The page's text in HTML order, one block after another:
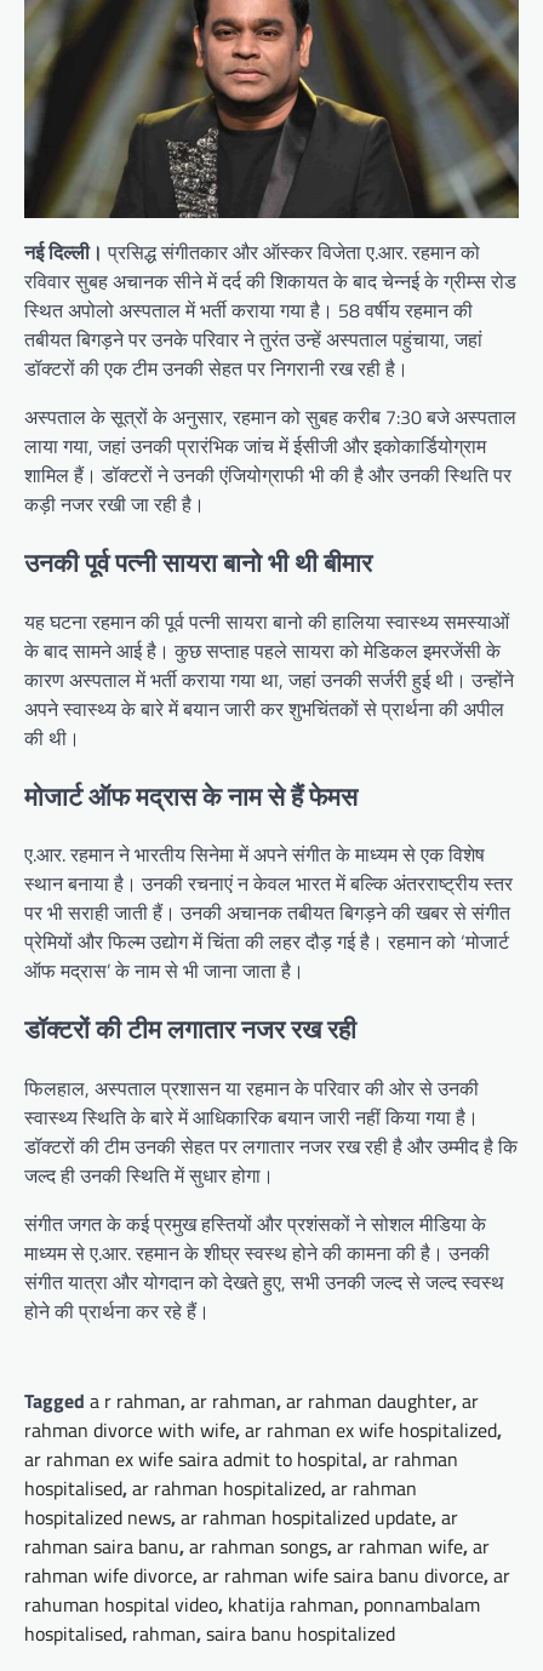
नई दिल्ली। प्रसिद्ध संगीतकार और ऑस्कर विजेता ए.आर. रहमान को
रविवार सुबह अचानक सीने में दर्द की शिकायत के बाद चेन्नई के ग्रीम्स रोड
स्थित अपोलो अस्पताल में भर्ती कराया गया है। 58 वर्षीय रहमान की
तबीयत बिगड़ने पर उनके परिवार ने तुरंत उन्हें अस्पताल पहुंचाया, जहां
डॉक्टरों की एक टीम उनकी सेहत पर निगरानी रख रही है।
अस्पताल के सूत्रों के अनुसार, रहमान को सुबह करीब 7:30 बजे अस्पताल
लाया गया, जहां उनकी प्रारंभिक जांच में ईसीजी और इकोकार्डियोग्राम
शामिल हैं। डॉक्टरों ने उनकी एंजियोग्राफी भी की है और उनकी स्थिति पर
कड़ी नजर रखी जा रही है।
उनकी पूर्व पत्नी सायरा बानो भी थी बीमार
यह घटना रहमान की पूर्व पत्नी सायरा बानो की हालिया स्वास्थ्य समस्याओं
के बाद सामने आई है। कुछ सप्ताह पहले सायरा को मेडिकल इमरजेंसी के
कारण अस्पताल में भर्ती कराया गया था, जहां उनकी सर्जरी हुई थी। उन्होंने
अपने स्वास्थ्य के बारे में बयान जारी कर शुभचिंतकों से प्रार्थना की अपील
की थी।
मोजार्ट ऑफ मद्रास के नाम से हैं फेमस
ए.आर. रहमान ने भारतीय सिनेमा में अपने संगीत के माध्यम से एक विशेष
स्थान बनाया है। उनकी रचनाएं न केवल भारत में बल्कि अंतरराष्ट्रीय स्तर
पर भी सराही जाती हैं। उनकी अचानक तबीयत बिगड़ने की खबर से संगीत
प्रेमियों और फिल्म उद्योग में चिंता की लहर दौड़ गई है। रहमान को ‘मोजार्ट
ऑफ मद्रास’ के नाम से भी जाना जाता है।
डॉक्टरों की टीम लगातार नजर रख रही
फिलहाल, अस्पताल प्रशासन या रहमान के परिवार की ओर से उनकी
स्वास्थ्य स्थिति के बारे में आधिकारिक बयान जारी नहीं किया गया है।
डॉक्टरों की टीम उनकी सेहत पर लगातार नजर रख रही है और उम्मीद है कि
जल्द ही उनकी स्थिति में सुधार होगा।
संगीत जगत के कई प्रमुख हस्तियों और प्रशंसकों ने सोशल मीडिया के
माध्यम से ए.आर. रहमान के शीघ्र स्वस्थ होने की कामना की है। उनकी
संगीत यात्रा और योगदान को देखते हुए, सभी उनकी जल्द से जल्द स्वस्थ
होने की प्रार्थना कर रहे हैं।
Tagged a r rahman,ar rahman,ar rahman daughter,ar
rahman divorce with wife,ar rahman ex wife hospitalized,
ar rahman ex wife saira admit to hospital,ar rahman
hospitalised,ar rahman hospitalized,ar rahman
hospitalized news,ar rahman hospitalized update,ar
rahman saira banu,ar rahman songs,ar rahman wife,ar
rahman wife divorce,ar rahman wife saira banu divorce,ar
rahuman hospital video, khatija rahman, ponnambalam
hospitalised, rahman,saira banu hospitalized